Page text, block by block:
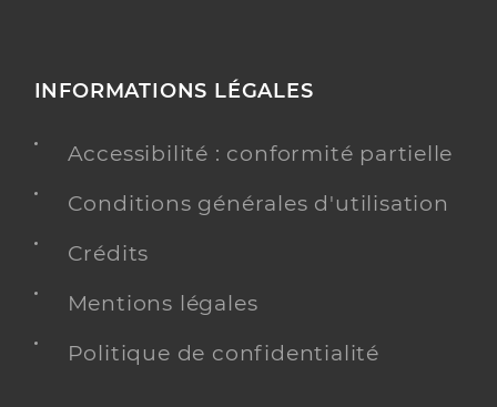
INFORMATIONS LÉGALES
Accessibilité : conformité partielle
Conditions générales d'utilisation
Crédits
Mentions légales
Politique de confidentialité